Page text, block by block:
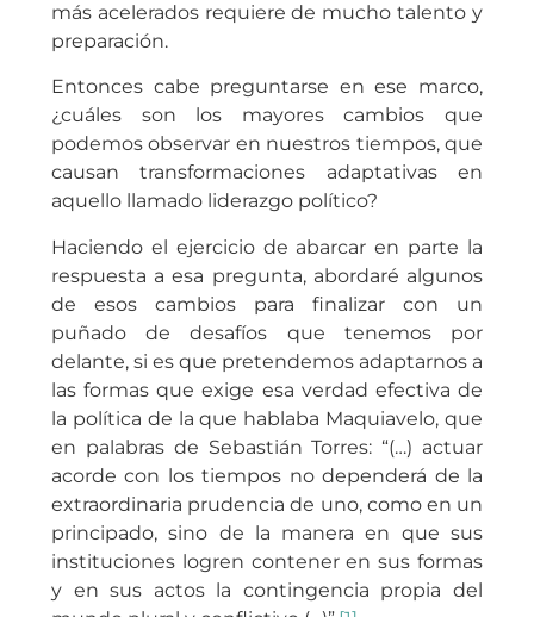
más acelerados requiere de mucho talento y
preparación.
Entonces cabe preguntarse en ese marco,
¿cuáles son los mayores cambios que
podemos observar en nuestros tiempos, que
causan transformaciones adaptativas en
aquello llamado liderazgo político?
Haciendo el ejercicio de abarcar en parte la
respuesta a esa pregunta, abordaré algunos
de esos cambios para finalizar con un
puñado de desafíos que tenemos por
delante, si es que pretendemos adaptarnos a
las formas que exige esa verdad efectiva de
la política de la que hablaba Maquiavelo, que
en palabras de Sebastián Torres: “(…) actuar
acorde con los tiempos no dependerá de la
extraordinaria prudencia de uno, como en un
principado, sino de la manera en que sus
instituciones logren contener en sus formas
y en sus actos la contingencia propia del